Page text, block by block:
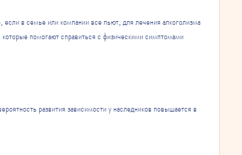
в семье или компании все пьют, для лечения алкоголизма
помогают справиться с физическими симптомами
развития зависимости у наследников повышается в